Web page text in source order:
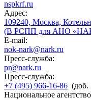
nspkrf.ru
Адрес:
109240, Москва,
(В РСПП для АНО
E-mail:
nok-nark@nark.ru
Пресс-служба:
pr@nark.ru
Пресс-служба:
+7 (495) 966-16-86 (доб.
Национальное агентство